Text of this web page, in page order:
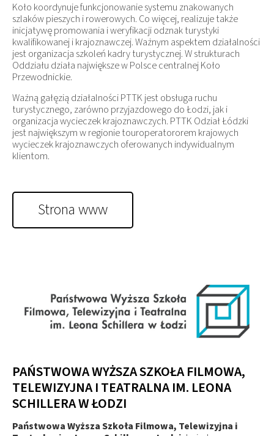
Koło koordynuje funkcjonowanie systemu znakowanych
szlaków pieszych i rowerowych. Co więcej, realizuje także
inicjatywę promowania i weryfikacji odznak turystyki
kwalifikowanej i krajoznawczej. Ważnym aspektem działalności
jest organizacja szkoleń kadry turystycznej. W strukturach
Oddziału działa największe w Polsce centralnej Koło
Przewodnickie.
Ważną gałęzią działalności PTTK jest obsługa ruchu
turystycznego, zarówno przyjazdowego do Łodzi, jak i
organizacja wycieczek krajoznawczych. PTTK Odział Łódzki
jest największym w regionie touroperatororem krajowych
wycieczek krajoznawczych oferowanych indywidualnym
klientom.
Strona www
PAŃSTWOWA WYŻSZA SZKOŁA FILMOWA,
TELEWIZYJNA I TEATRALNA IM. LEONA
SCHILLERA W ŁODZI
Państwowa Wyższa Szkoła Filmowa, Telewizyjna i